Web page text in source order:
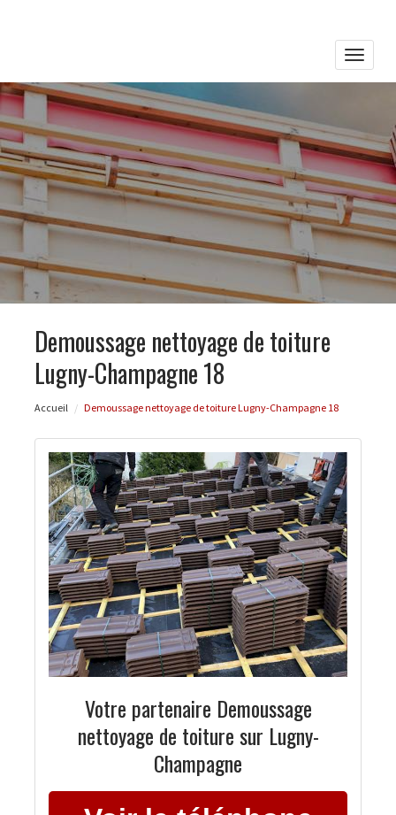
Toggle
Demoussage nettoyage de toiture
Lugny-Champagne 18
Accueil Demoussage nettoyage de toiture Lugny-Champagne 18
Votre partenaire Demoussage
nettoyage de toiture sur Lugny-
Champagne